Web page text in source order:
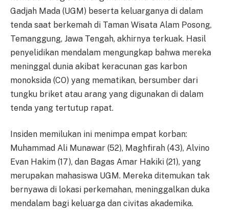
Gadjah Mada (UGM) beserta keluarganya di dalam
tenda saat berkemah di Taman Wisata Alam Posong,
Temanggung, Jawa Tengah, akhirnya terkuak. Hasil
penyelidikan mendalam mengungkap bahwa mereka
meninggal dunia akibat keracunan gas karbon
monoksida (CO) yang mematikan, bersumber dari
tungku briket atau arang yang digunakan di dalam
tenda yang tertutup rapat.
Insiden memilukan ini menimpa empat korban:
Muhammad Ali Munawar (52), Maghfirah (43), Alvino
Evan Hakim (17), dan Bagas Amar Hakiki (21), yang
merupakan mahasiswa UGM. Mereka ditemukan tak
bernyawa di lokasi perkemahan, meninggalkan duka
mendalam bagi keluarga dan civitas akademika.